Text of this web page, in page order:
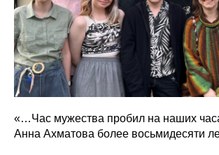
«…Час мужества пробил на наших
Анна Ахматова более восьмидесяти